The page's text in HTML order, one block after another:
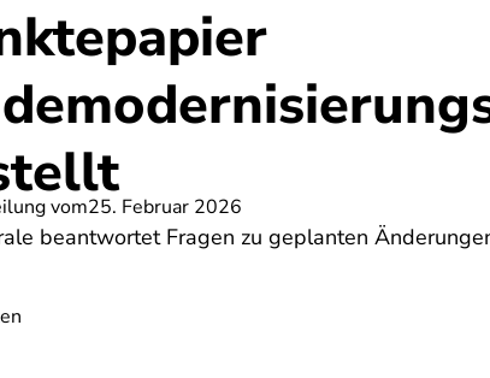
vom25. Februar 2026
beantwortet Fragen zu geplanten